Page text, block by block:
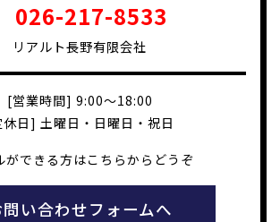
026-217-8533
リアルト長野有限会社
[営業時間] 9:00～18:00
日] 土曜日・日曜日・祝日
ができる方はこちらからどうぞ
問い合わせフォームへ